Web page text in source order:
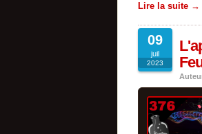
Lire la suite →
09
juil
2023